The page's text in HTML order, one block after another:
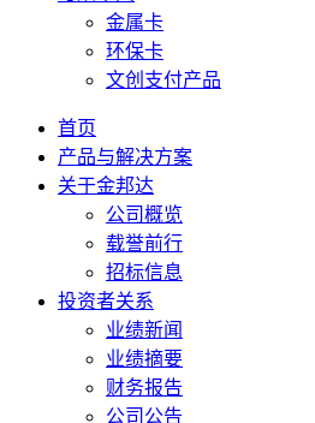
金属卡
环保卡
文创支付产品
首页
产品与解决方案
关于金邦达
公司概览
载誉前行
招标信息
投资者关系
业绩新闻
业绩摘要
财务报告
公司公告